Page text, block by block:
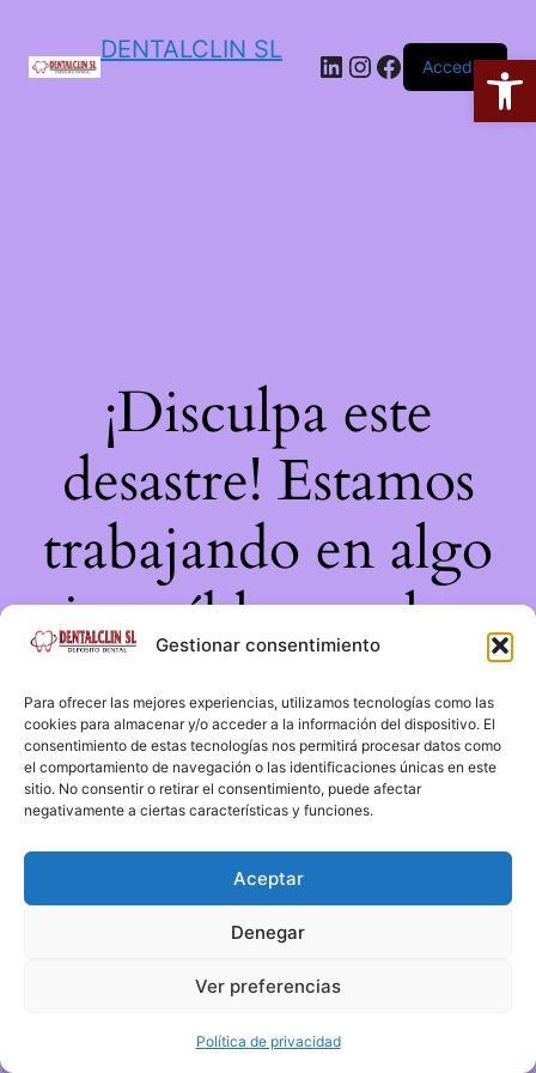
Gestionar consentimiento
Para ofrecer las mejores experiencias, utilizamos tecnologías como las
cookies para almacenar y/o acceder a la información del dispositivo. El
consentimiento de estas tecnologías nos permitirá procesar datos como
el comportamiento de navegación o las identificaciones únicas en este
sitio. No consentir o retirar el consentimiento, puede afectar
negativamente a ciertas características y funciones.
Aceptar
Denegar
Ver preferencias
Política de privacidad
DENTALCLIN SL
Acceder
¡Disculpa este
desastre! Estamos
trabajando en algo
increíble, ¡vuelve
pronto!